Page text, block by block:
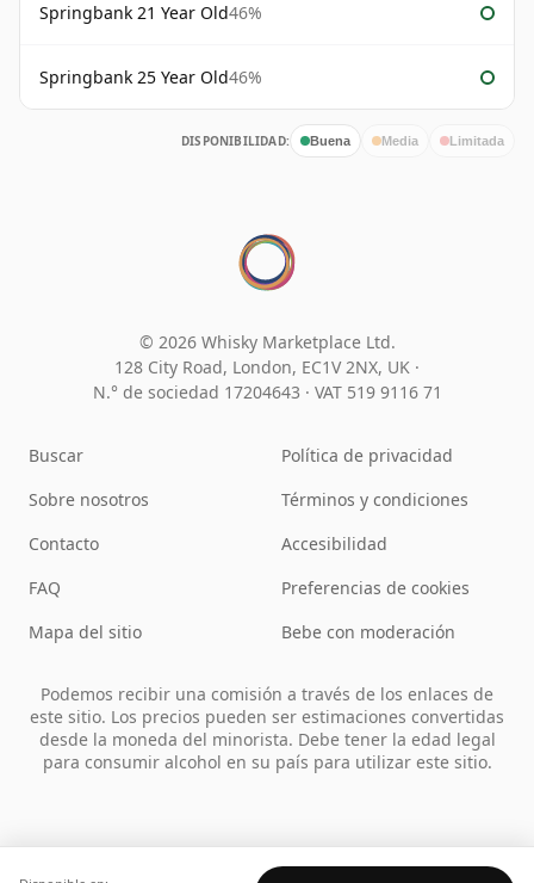
Springbank 21 Year Old46%
Springbank 25 Year Old46%
DISPONIBILIDAD: Buena Media Limitada
© 2026 Whisky Marketplace Ltd.
128 City Road, London, EC1V 2NX, UK ·
N.° de sociedad 17204643 · VAT 519 9116 71
Buscar
Sobre nosotros
Contacto
FAQ
Mapa del sitio
Política de privacidad
Términos y condiciones
Accesibilidad
Preferencias de cookies
Bebe con moderación
Podemos recibir una comisión a través de los enlaces de
este sitio. Los precios pueden ser estimaciones convertidas
desde la moneda del minorista. Debe tener la edad legal
para consumir alcohol en su país para utilizar este sitio.